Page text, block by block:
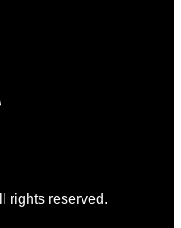
rights reserved.